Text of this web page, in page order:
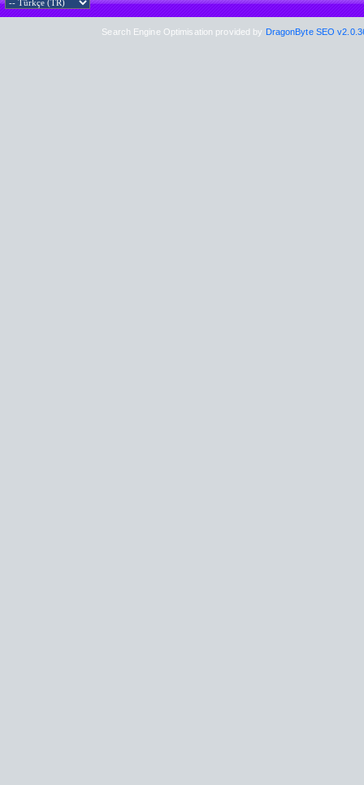
Search Engine Optimisation provided by DragonByte SEO